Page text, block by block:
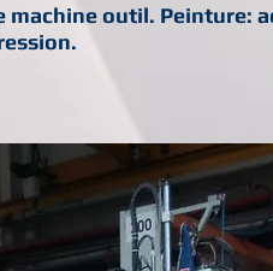
machine outil. Peinture: